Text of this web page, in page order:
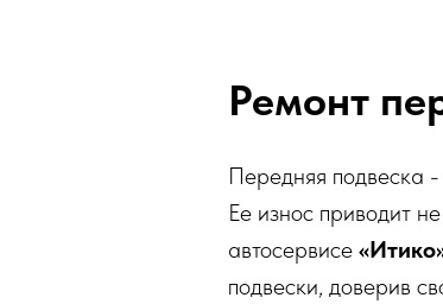
Ремонт
Передняя подвеска -
Ее износ приводит
автосервисе
подвески, доверив